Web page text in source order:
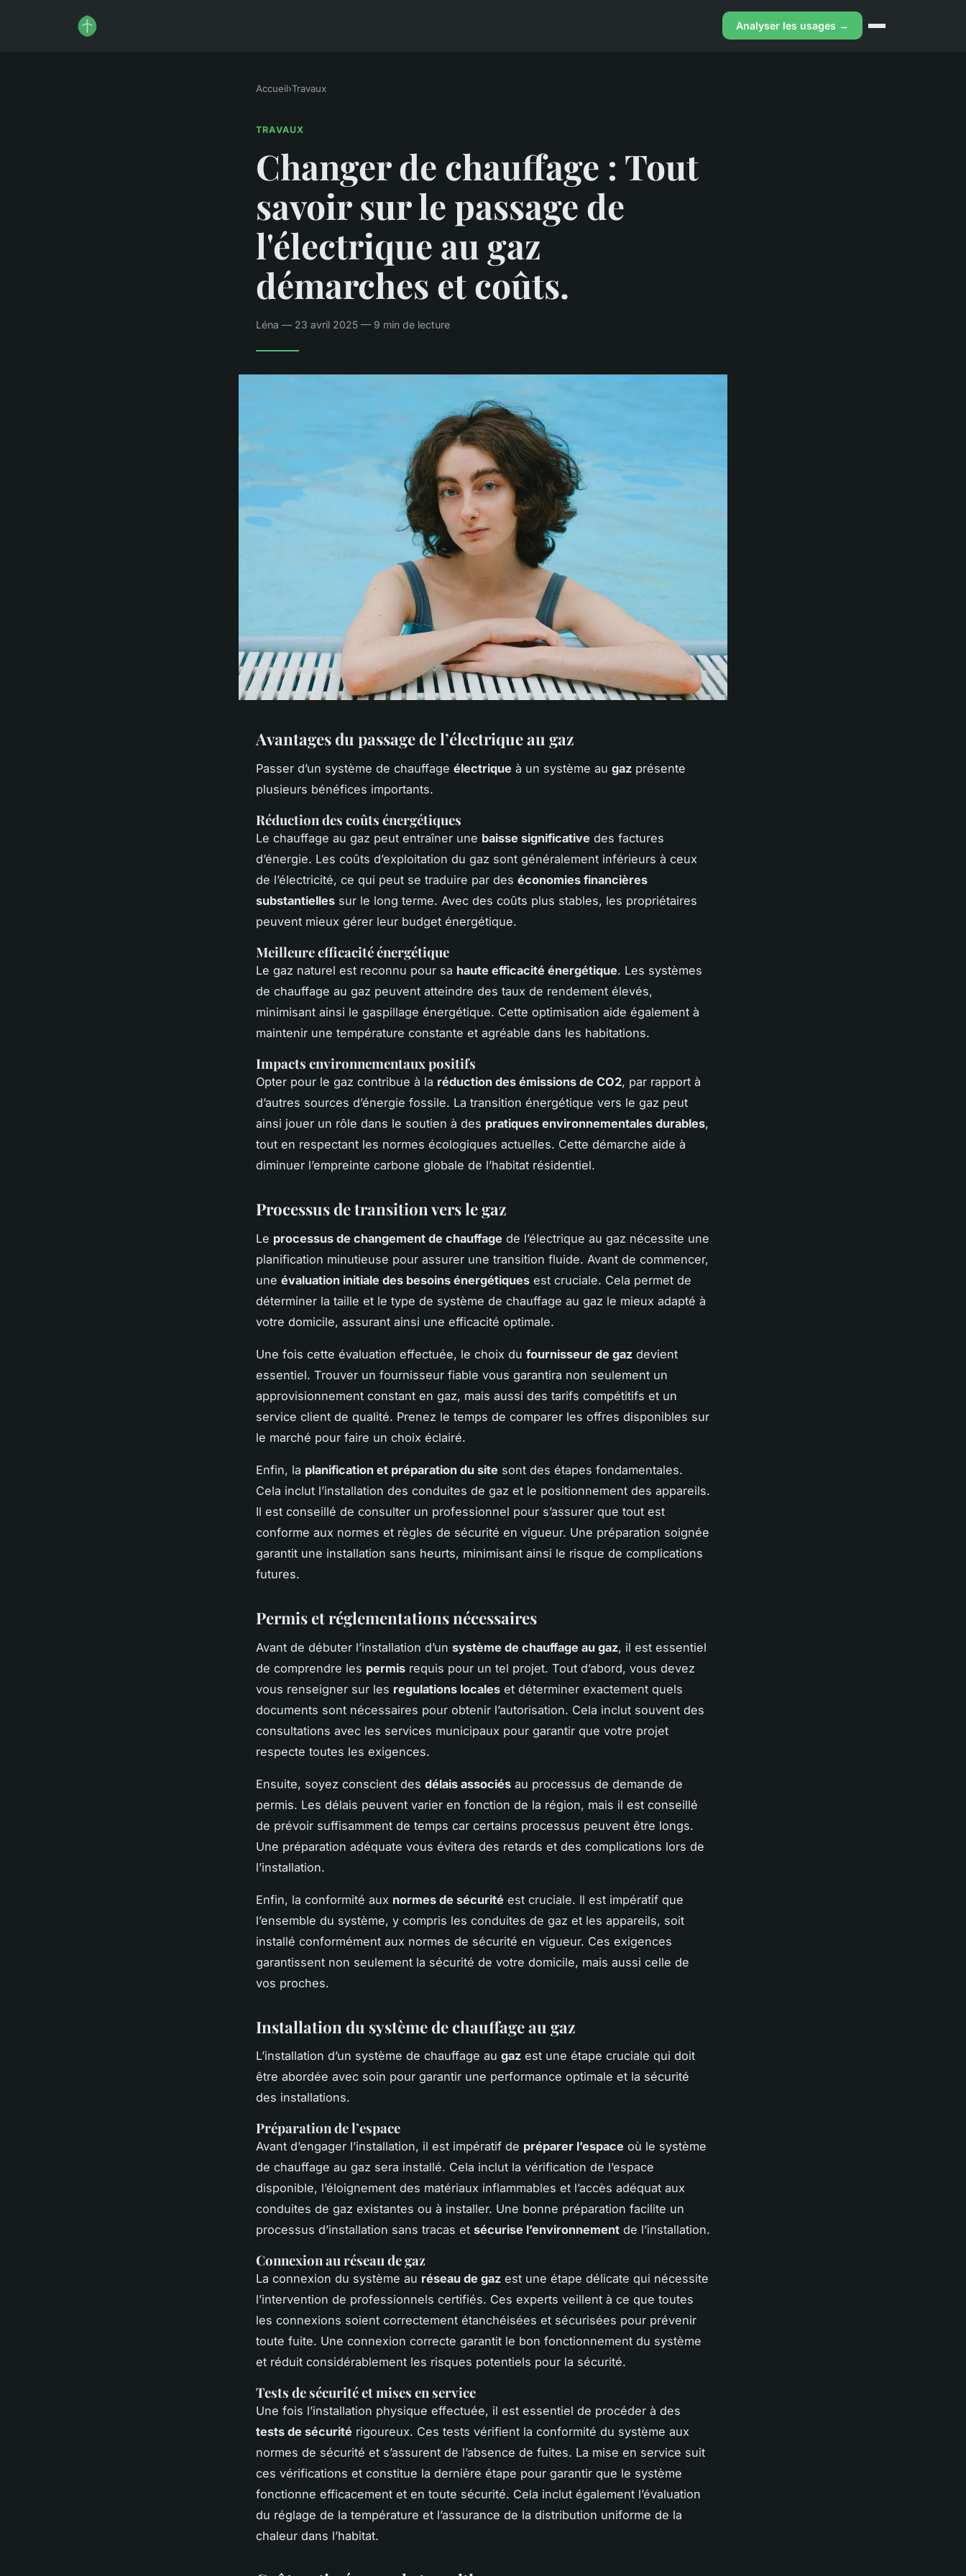
Analyser les usages →
Accueil›Travaux
TRAVAUX
Changer de chauffage : Tout
savoir sur le passage de
l'électrique au gaz
démarches et coûts.
Léna — 23 avril 2025 — 9 min de lecture
Avantages du passage de l’électrique au gaz
Passer d’un système de chauffage électrique à un système au gaz présente
plusieurs bénéfices importants.
Réduction des coûts énergétiques
Le chauffage au gaz peut entraîner une baisse significative des factures
d’énergie. Les coûts d’exploitation du gaz sont généralement inférieurs à ceux
de l’électricité, ce qui peut se traduire par des économies financières
substantielles sur le long terme. Avec des coûts plus stables, les propriétaires
peuvent mieux gérer leur budget énergétique.
Meilleure efficacité énergétique
Le gaz naturel est reconnu pour sa haute efficacité énergétique. Les systèmes
de chauffage au gaz peuvent atteindre des taux de rendement élevés,
minimisant ainsi le gaspillage énergétique. Cette optimisation aide également à
maintenir une température constante et agréable dans les habitations.
Impacts environnementaux positifs
Opter pour le gaz contribue à la réduction des émissions de CO2, par rapport à
d’autres sources d’énergie fossile. La transition énergétique vers le gaz peut
ainsi jouer un rôle dans le soutien à des pratiques environnementales durables,
tout en respectant les normes écologiques actuelles. Cette démarche aide à
diminuer l’empreinte carbone globale de l’habitat résidentiel.
Processus de transition vers le gaz
Le processus de changement de chauffage de l’électrique au gaz nécessite une
planification minutieuse pour assurer une transition fluide. Avant de commencer,
une évaluation initiale des besoins énergétiques est cruciale. Cela permet de
déterminer la taille et le type de système de chauffage au gaz le mieux adapté à
votre domicile, assurant ainsi une efficacité optimale.
Une fois cette évaluation effectuée, le choix du fournisseur de gaz devient
essentiel. Trouver un fournisseur fiable vous garantira non seulement un
approvisionnement constant en gaz, mais aussi des tarifs compétitifs et un
service client de qualité. Prenez le temps de comparer les offres disponibles sur
le marché pour faire un choix éclairé.
Enfin, la planification et préparation du site sont des étapes fondamentales.
Cela inclut l’installation des conduites de gaz et le positionnement des appareils.
Il est conseillé de consulter un professionnel pour s’assurer que tout est
conforme aux normes et règles de sécurité en vigueur. Une préparation soignée
garantit une installation sans heurts, minimisant ainsi le risque de complications
futures.
Permis et réglementations nécessaires
Avant de débuter l’installation d’un système de chauffage au gaz, il est essentiel
de comprendre les permis requis pour un tel projet. Tout d’abord, vous devez
vous renseigner sur les regulations locales et déterminer exactement quels
documents sont nécessaires pour obtenir l’autorisation. Cela inclut souvent des
consultations avec les services municipaux pour garantir que votre projet
respecte toutes les exigences.
Ensuite, soyez conscient des délais associés au processus de demande de
permis. Les délais peuvent varier en fonction de la région, mais il est conseillé
de prévoir suffisamment de temps car certains processus peuvent être longs.
Une préparation adéquate vous évitera des retards et des complications lors de
l’installation.
Enfin, la conformité aux normes de sécurité est cruciale. Il est impératif que
l’ensemble du système, y compris les conduites de gaz et les appareils, soit
installé conformément aux normes de sécurité en vigueur. Ces exigences
garantissent non seulement la sécurité de votre domicile, mais aussi celle de
vos proches.
Installation du système de chauffage au gaz
L’installation d’un système de chauffage au gaz est une étape cruciale qui doit
être abordée avec soin pour garantir une performance optimale et la sécurité
des installations.
Préparation de l’espace
Avant d’engager l’installation, il est impératif de préparer l’espace où le système
de chauffage au gaz sera installé. Cela inclut la vérification de l’espace
disponible, l’éloignement des matériaux inflammables et l’accès adéquat aux
conduites de gaz existantes ou à installer. Une bonne préparation facilite un
processus d’installation sans tracas et sécurise l’environnement de l’installation.
Connexion au réseau de gaz
La connexion du système au réseau de gaz est une étape délicate qui nécessite
l’intervention de professionnels certifiés. Ces experts veillent à ce que toutes
les connexions soient correctement étanchéisées et sécurisées pour prévenir
toute fuite. Une connexion correcte garantit le bon fonctionnement du système
et réduit considérablement les risques potentiels pour la sécurité.
Tests de sécurité et mises en service
Une fois l’installation physique effectuée, il est essentiel de procéder à des
tests de sécurité rigoureux. Ces tests vérifient la conformité du système aux
normes de sécurité et s’assurent de l’absence de fuites. La mise en service suit
ces vérifications et constitue la dernière étape pour garantir que le système
fonctionne efficacement et en toute sécurité. Cela inclut également l’évaluation
du réglage de la température et l’assurance de la distribution uniforme de la
chaleur dans l’habitat.